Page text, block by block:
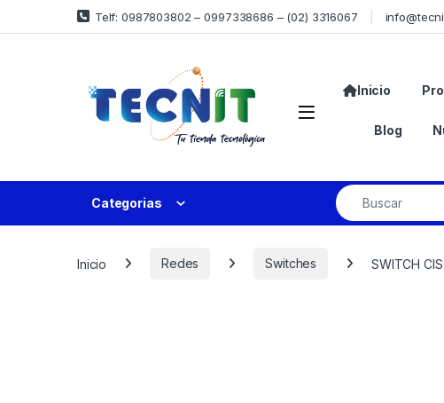
Telf: 0987803802 – 0997338686 – (02) 3316067
Inicio
Blog
Categorias
Inicio Redes Switches SWITCH